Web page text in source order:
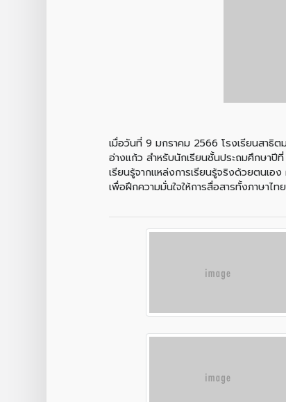
เมื่อวันที่ 9 มกราคม 2566 โรงเรียนสาธิ
อ่างแก้ว สำหรับนักเรียนชั้นประถมศึกษาปี
เรียนรู้จากแหล่งการเรียนรู้จริงด้วยตนเ
เพื่อฝึกความมั่นใจให้การสื่อสารทั้งภาษา